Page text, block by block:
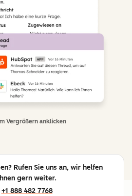
Vergrößern anklicken
Rufen Sie uns an, wir helfen
gern weiter.
+1 888 482 7768